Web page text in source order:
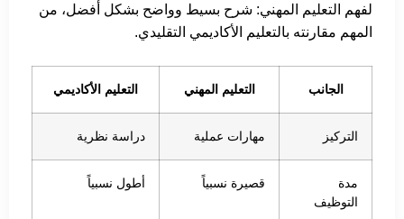
لفهم التعليم المهني: شرح بسيط وواضح بشكل أفضل، من
المهم مقارنته بالتعليم الأكاديمي التقليدي.
الجانب التعليم المهني التعليم الأكاديمي
التركيز مهارات عملية دراسة نظرية
مدة
التوظيف
قصيرة نسبياً أطول نسبياً